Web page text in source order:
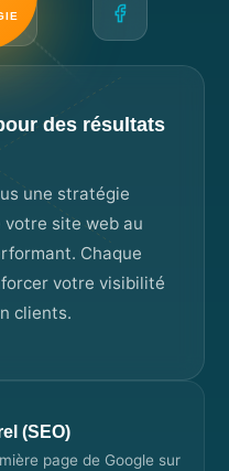
des résultats
une stratégie
site web au
Chaque
votre visibilité
clients.
(SEO)
page de Google sur